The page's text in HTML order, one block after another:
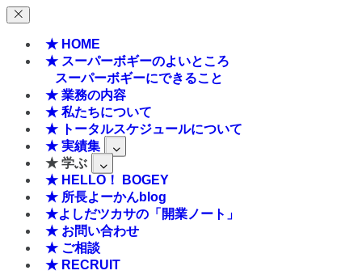
★ HOME
★ スーパーボギーのよいところ
スーパーボギーにできること
★ 業務の内容
★ 私たちについて
★ トータルスケジュールについて
★ 実績集
★ 学ぶ
★ HELLO！ BOGEY
★ 所長よーかんblog
★よしだツカサの「開業ノート」
★ お問い合わせ
★ ご相談
★ RECRUIT